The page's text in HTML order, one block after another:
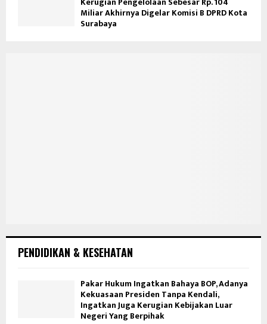
Miliar Akhirnya Digelar Komisi B DPRD Kota
Surabaya
PENDIDIKAN & KESEHATAN
Pakar Hukum Ingatkan Bahaya BOP, Adanya
Kekuasaan Presiden Tanpa Kendali,
Ingatkan Juga Kerugian Kebijakan Luar
Negeri Yang Berpihak